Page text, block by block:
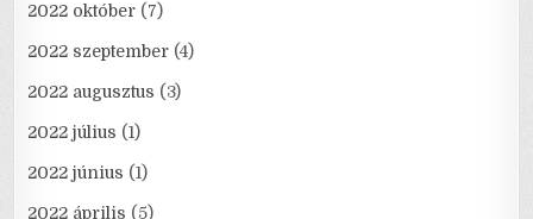
2022 október (7)
2022 szeptember (4)
2022 augusztus (3)
2022 július (1)
2022 június (1)
2022 április (5)